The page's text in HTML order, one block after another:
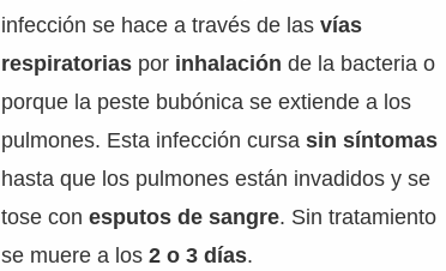
infección se hace a través de lasvías
respiratorias por inhalación de la bacteria o
porque la peste bubónica se extiende a los
pulmones. Esta infección cursasin síntomas
hasta que los pulmones están invadidos y se
tose conesputos de sangre. Sin tratamiento
se muere a los2 o 3 días.